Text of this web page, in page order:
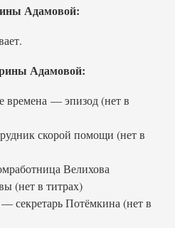
Адамовой:
Адамовой:
времена — эпизод (нет в
скорой помощи (нет в
Велихова
(нет в титрах)
секретарь Потёмкина (нет в